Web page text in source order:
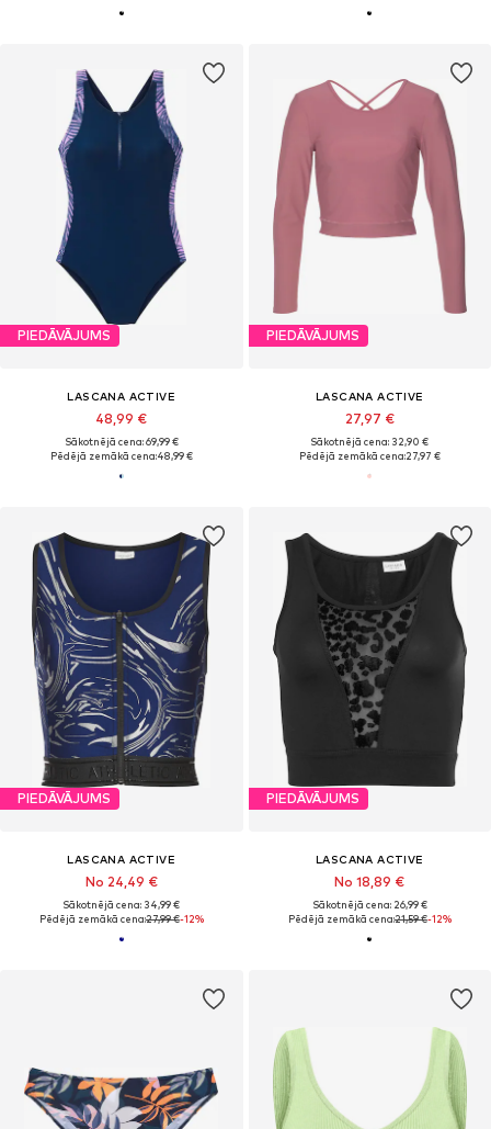
PIEDĀVĀJUMS
LASCANA ACTIVE
48,99 €
Sākotnējā cena: 69,99 €
Pēdējā zemākā cena:48,99 €
PIEDĀVĀJUMS
LASCANA ACTIVE
27,97 €
Sākotnējā cena: 32,90 €
Pēdējā zemākā cena:27,97 €
PIEDĀVĀJUMS
LASCANA ACTIVE
No 24,49 €
Sākotnējā cena: 34,99 €
Pēdējā zemākā cena:27,99 €-12%
PIEDĀVĀJUMS
LASCANA ACTIVE
No 18,89 €
Sākotnējā cena: 26,99 €
Pēdējā zemākā cena:21,59 €-12%